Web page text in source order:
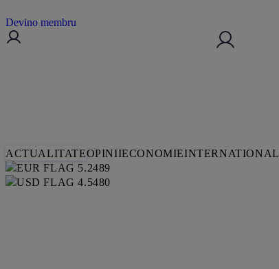
Devino membru
ACTUALITATEOPINIIECONOMIEINTERNATIONAL
5.2489
4.5480